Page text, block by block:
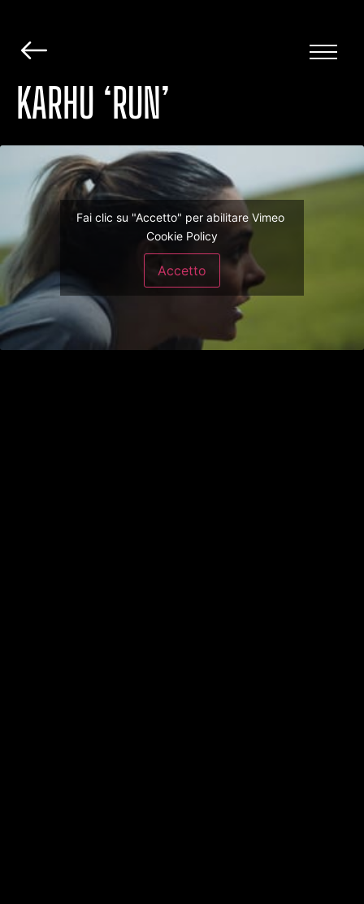
KARHU ‘RUN’
Fai clic su "Accetto" per abilitare Vimeo
Cookie Policy
Accetto